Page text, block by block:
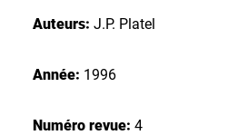
Auteurs: J.P. Platel
Année: 1996
Numéro revue: 4